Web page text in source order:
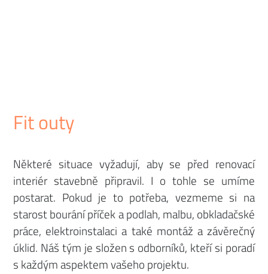
Fit outy
Některé situace vyžadují, aby se před renovací
interiér stavebně připravil. I o tohle se umíme
postarat. Pokud je to potřeba, vezmeme si na
starost bourání příček a podlah, malbu, obkladačské
práce, elektroinstalaci a také montáž a závěrečný
úklid. Náš tým je složen s odborníků, kteří si poradí
s každým aspektem vašeho projektu.